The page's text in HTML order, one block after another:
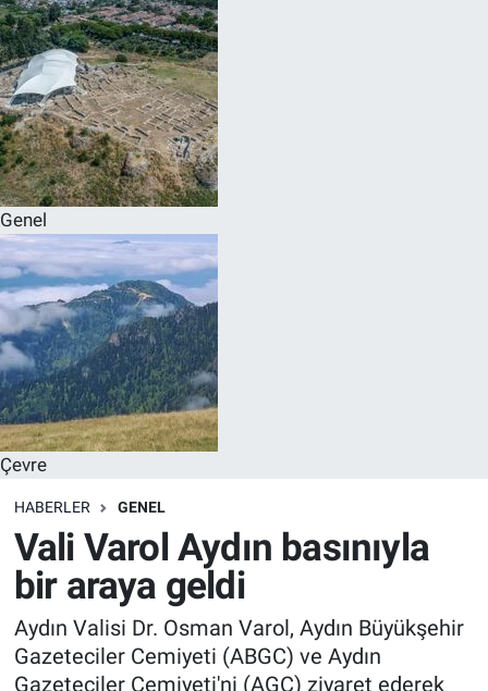
Genel
Çevre
HABERLER GENEL
Vali Varol Aydın basınıyla
bir araya geldi
Aydın Valisi Dr. Osman Varol, Aydın Büyükşehir
Gazeteciler Cemiyeti (ABGC) ve Aydın
Gazeteciler Cemiyeti'ni (AGC) ziyaret ederek